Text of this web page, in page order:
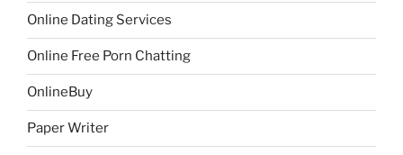
Online Dating Services
Online Free Porn Chatting
OnlineBuy
Paper Writer